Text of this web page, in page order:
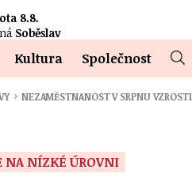
8.8.
Soběslav
Kultura Společnost
› NEZAMĚSTNANOST V SRPNU
NA NÍZKÉ ÚROVNI